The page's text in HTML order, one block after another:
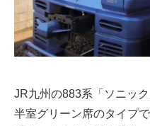
JR九州の883系「ソニッ
半室グリーン席のタイプ